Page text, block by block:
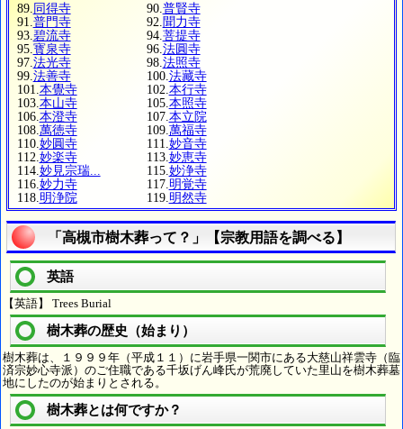
89. 同得寺 90. 普賢寺
91. 普門寺 92. 聞力寺
93. 碧流寺 94. 菩提寺
95. 寳泉寺 96. 法圓寺
97. 法光寺 98. 法照寺
99. 法善寺 100. 法藏寺
101. 本覺寺 102. 本行寺
103. 本山寺 105. 本照寺
106. 本澄寺 107. 本立院
108. 萬徳寺 109. 萬福寺
110. 妙圓寺 111. 妙音寺
112. 妙楽寺 113. 妙恵寺
114. 妙見宗瑞... 115. 妙浄寺
116. 妙力寺 117. 明覚寺
118. 明浄院 119. 明然寺
「高槻市樹木葬って？」【宗教用語を調べる】
英語
【英語】 Trees Burial
樹木葬の歴史（始まり）
樹木葬は、１９９９年（平成１１）に岩手県一関市にある大慈山祥雲寺（臨
済宗妙心寺派）のご住職である千坂げん峰氏が荒廃していた里山を樹木葬墓
地にしたのが始まりとされる。
樹木葬とは何ですか？